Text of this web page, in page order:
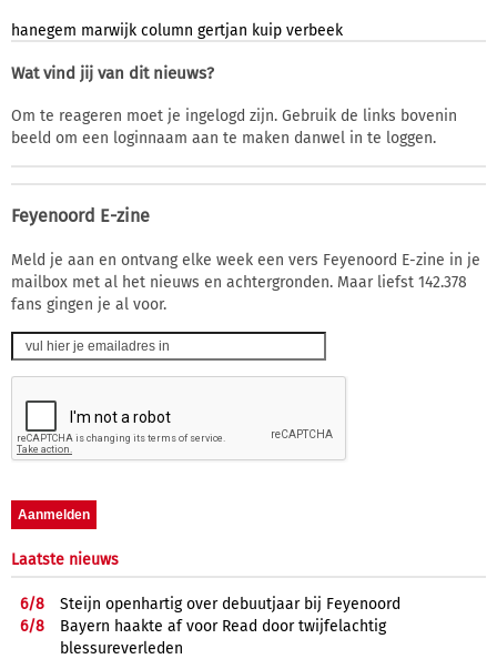
hanegem marwijk column gertjan kuip verbeek
Wat vind jij van dit nieuws?
Om te reageren moet je ingelogd zijn. Gebruik de links bovenin
beeld om een loginnaam aan te maken danwel in te loggen.
Feyenoord E-zine
Meld je aan en ontvang elke week een vers Feyenoord E-zine in je
mailbox met al het nieuws en achtergronden. Maar liefst 142.378
fans gingen je al voor.
Laatste nieuws
6/8
Steijn openhartig over debuutjaar bij Feyenoord
6/8
Bayern haakte af voor Read door twijfelachtig
blessureverleden